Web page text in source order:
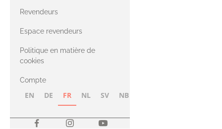
Compatible
avec le fil Merino
avec le fil Heavy
Revendeurs
Espace revendeurs
Politique en matière de
cookies
Compte
EN DE FR NL SV NB